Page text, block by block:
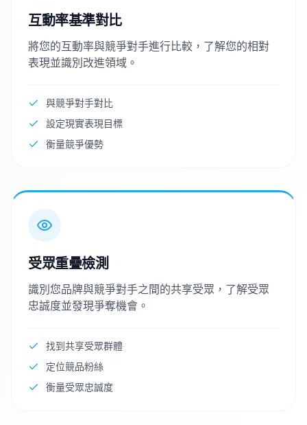
互動率基準對比
將您的互動率與競爭對手進行比較，了解您的相對
表現並識別改進領域。
與競爭對手對比
設定現實表現目標
衡量競爭優勢
受眾重疊檢測
識別您品牌與競爭對手之間的共享受眾，了解受眾
忠誠度並發現爭奪機會。
找到共享受眾群體
定位競品粉絲
衡量受眾忠誠度